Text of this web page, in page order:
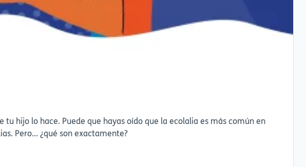
hijo lo hace. Puede que hayas oído que la ecolalia es más común en
personas con autismo o con un desarrollo diferente. Déjame decirte algo: yo también hago ecolalias. Pero... ¿qué son exactamente?